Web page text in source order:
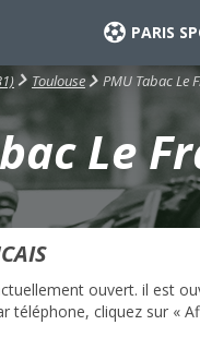
PARIS
Toulouse PMU Tabac Le
Le
ouvert. il est
téléphone, cliquez sur «